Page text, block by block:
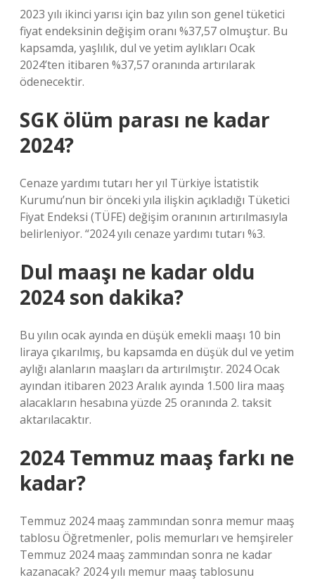
2023 yılı ikinci yarısı için baz yılın son genel tüketici
fiyat endeksinin değişim oranı %37,57 olmuştur. Bu
kapsamda, yaşlılık, dul ve yetim aylıkları Ocak
2024’ten itibaren %37,57 oranında artırılarak
ödenecektir.
SGK ölüm parası ne kadar
2024?
Cenaze yardımı tutarı her yıl Türkiye İstatistik
Kurumu’nun bir önceki yıla ilişkin açıkladığı Tüketici
Fiyat Endeksi (TÜFE) değişim oranının artırılmasıyla
belirleniyor. “2024 yılı cenaze yardımı tutarı %3.
Dul maaşı ne kadar oldu
2024 son dakika?
Bu yılın ocak ayında en düşük emekli maaşı 10 bin
liraya çıkarılmış, bu kapsamda en düşük dul ve yetim
aylığı alanların maaşları da artırılmıştır. 2024 Ocak
ayından itibaren 2023 Aralık ayında 1.500 lira maaş
alacakların hesabına yüzde 25 oranında 2. taksit
aktarılacaktır.
2024 Temmuz maaş farkı ne
kadar?
Temmuz 2024 maaş zammından sonra memur maaş
tablosu Öğretmenler, polis memurları ve hemşireler
Temmuz 2024 maaş zammından sonra ne kadar
kazanacak? 2024 yılı memur maaş tablosunu